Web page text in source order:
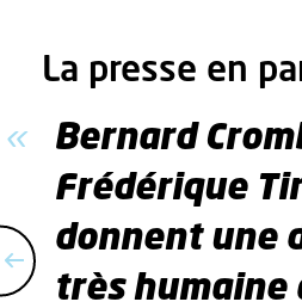
La presse en
Bernard
Frédérique
donnent une
très humaine